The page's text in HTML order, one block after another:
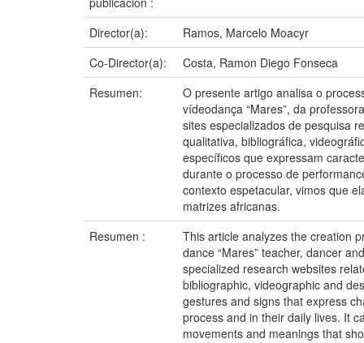
Director(a):
Ramos, Marcelo Moacyr
Co-Director(a):
Costa, Ramon Diego Fonseca
Resumen:
O presente artigo analisa o
vídeodança “Mares”, da
sites especializados de pesquisa
qualitativa, bibliográfica,
específicos que expressam
durante o processo de
contexto espetacular, vimos que
matrizes africanas.
Resumen :
This article analyzes the creation
dance “Mares” teacher, dancer
specialized research websites
bibliographic, videographic and
gestures and signs that express
process and in their daily lives. It
movements and meanings that